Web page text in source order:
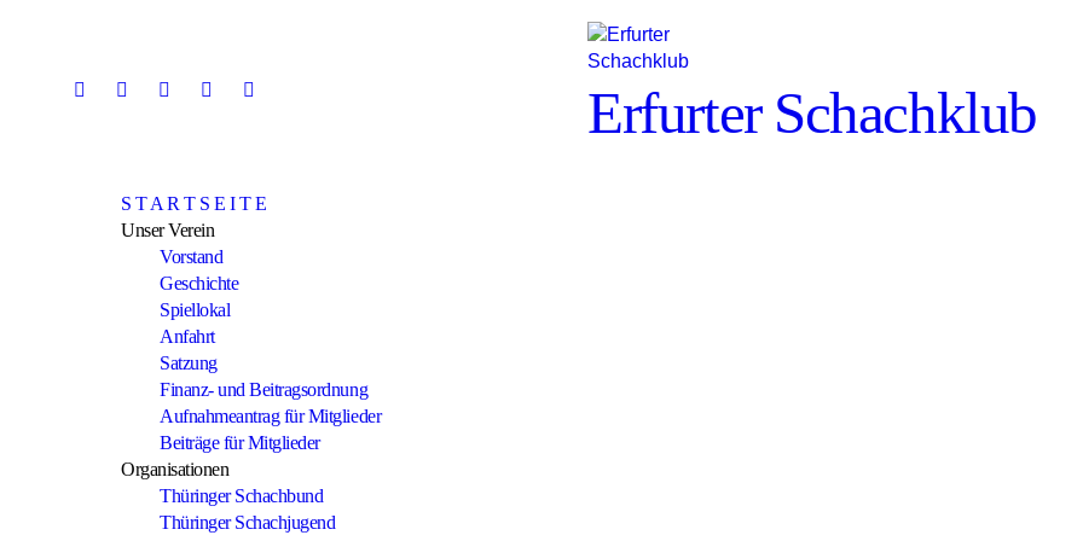
Erfurter Schachklub
S T A R T S E I T E
Unser Verein
Vorstand
Geschichte
Spiellokal
Anfahrt
Satzung
Finanz- und Beitragsordnung
Aufnahmeantrag für Mitglieder
Beiträge für Mitglieder
Organisationen
Thüringer Schachbund
Thüringer Schachjugend